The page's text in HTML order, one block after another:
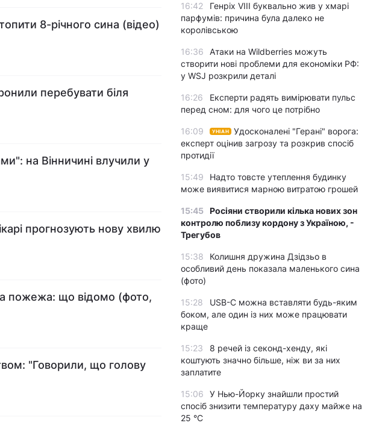
8-річного сина (відео)
перебувати біля
на Вінничині влучили у
прогнозують нову хвилю
пожежа: що відомо (фото,
"Говорили, що голову
16:42
Генріх VIII буквально жив у хмарі
парфумів: причина була далеко не
королівською
16:36
Атаки на Wildberries можуть
створити нові проблеми для економіки РФ:
у WSJ розкрили деталі
16:26
Експерти радять вимірювати пульс
перед сном: для чого це потрібно
16:09 УНІАН
Удосконалені "Герані" ворога:
експерт оцінив загрозу та розкрив спосіб
протидії
15:49
Надто товсте утеплення будинку
може виявитися марною витратою грошей
15:45 Росіяни створили кілька нових зон
контролю поблизу кордону з Україною, -
Трегубов
15:38
Колишня дружина Дзідзьо в
особливий день показала маленького сина
(фото)
15:28
USB-C можна вставляти будь-яким
боком, але один із них може працювати
краще
15:23
8 речей із секонд-хенду, які
коштують значно більше, ніж ви за них
заплатите
15:06
У Нью-Йорку знайшли простий
спосіб знизити температуру даху майже на
25 °C